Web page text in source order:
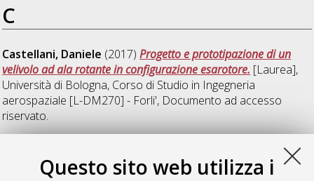
Questo sito web utilizza i
C
Castellani, Daniele (2017)Progetto e prototipazione di un
velivolo ad ala rotante in configurazione esarotore. [Laurea],
Università di Bologna, Corso di Studio in Ingegneria
aerospaziale [L-DM270] - Forli', Documento ad accesso
riservato.